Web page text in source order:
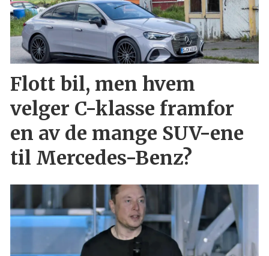
Flott bil, men hvem
velger C-klasse framfor
en av de mange SUV-ene
til Mercedes-Benz?